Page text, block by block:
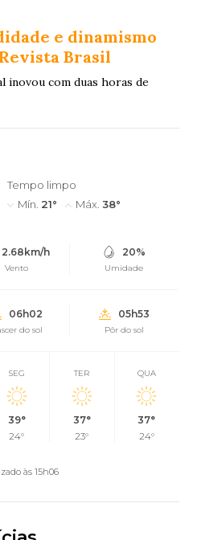
e dinamismo
Brasil
inovou com duas horas de
Tempo limpo
Mín. 21° Máx. 38°
2.68km/h
Vento
20%
Umidade
06h02
do sol
05h53
Pôr do sol
SEG
39°
24°
TER
37°
23°
QUA
37°
24°
às 15h06